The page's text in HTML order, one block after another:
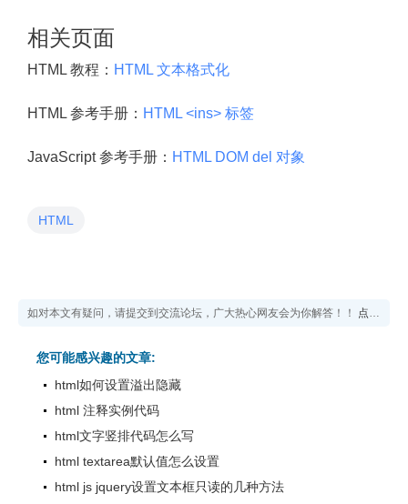
相关页面
HTML 教程： HTML 文本格式化
HTML 参考手册： HTML <ins> 标签
JavaScript 参考手册： HTML DOM del 对象
HTML
如对本文有疑问，请提交到交流论坛，广大热心网友会为你解答！！ 点击进入论坛
您可能感兴趣的文章:
html如何设置溢出隐藏
html 注释实例代码
html文字竖排代码怎么写
html textarea默认值怎么设置
html js jquery设置文本框只读的几种方法